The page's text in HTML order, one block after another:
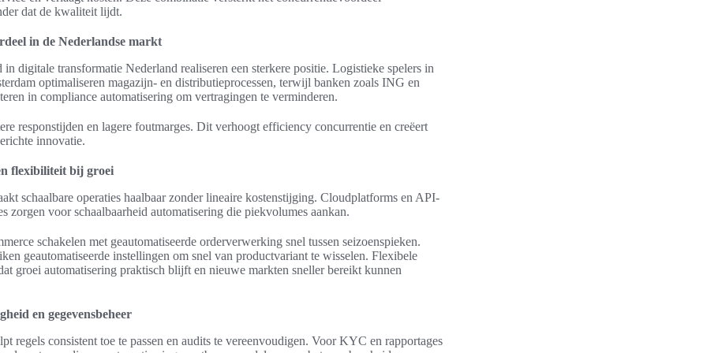
dat de kwaliteit lijdt.
in de Nederlandse markt
digitale transformatie Nederland realiseren een sterkere positie. Logistieke spelers in
optimaliseren magazijn- en distributieprocessen, terwijl banken zoals ING en
in compliance automatisering om vertragingen te verminderen.
responstijden en lagere foutmarges. Dit verhoogt efficiency concurrentie en creëert
innovatie.
flexibiliteit bij groei
schaalbare operaties haalbaar zonder lineaire kostenstijging. Cloudplatforms en API-
zorgen voor schaalbaarheid automatisering die piekvolumes aankan.
schakelen met geautomatiseerde orderverwerking snel tussen seizoenspieken.
geautomatiseerde instellingen om snel van productvariant te wisselen. Flexibele
groei automatisering praktisch blijft en nieuwe markten sneller bereikt kunnen
en gegevensbeheer
regels consistent toe te passen en audits te vereenvoudigen. Voor KYC en rapportages